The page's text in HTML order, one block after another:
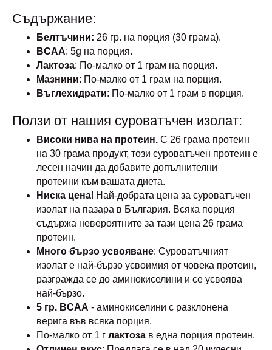
Съдържание:
Белтъчини: 26 гр. на порция (30 грама).
BCAA: 5g на порция.
Лактоза: По-малко от 1 грам на порция.
Мазнини: По-малко от 1 грам на порция.
Въглехидрати: По-малко от 1 грам в порция.
Ползи от нашия суроватъчен изолат:
Високи нива на протеин. С 26 грама протеин
на 30 грама продукт, този суроватъчен протеин е
лесен начин да добавите допълнителни
протеини към вашата диета.
Ниска цена! Най-добрата цена за суроватъчен
изолат на пазара в България. Всяка порция
съдържа невероятните за тази цена 26 грама
протеин.
Много бързо усвояване: Суроватъчният
изолат е най-бързо усвоимия от човека протеин,
разгражда се до аминокиселини и се усвоява
най-бързо.
5 гр. BCAA - аминокиселини с разклонена
верига във всяка порция.
По-малко от 1 г лактоза в една порция протеин.